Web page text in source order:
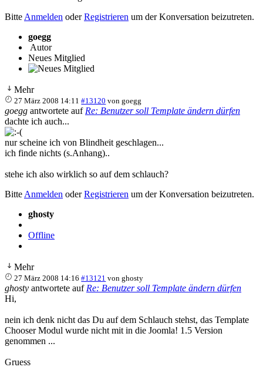
Bitte Anmelden oderRegistrieren um der Konversation beizutreten.
goegg
Autor
Neues Mitglied
Mehr
27 März 2008 14:11 #13120 vongoegg
goegg antwortete auf Re: Benutzer soll Template ändern dürfen
dachte ich auch...
nur scheine ich von Blindheit geschlagen...
ich finde nichts (s.Anhang)..
stehe ich also wirklich so auf dem schlauch?
Bitte Anmelden oderRegistrieren um der Konversation beizutreten.
ghosty
Offline
Mehr
27 März 2008 14:16 #13121 vonghosty
ghosty antwortete auf Re: Benutzer soll Template ändern dürfen
Hi,
nein ich denk nicht das Du auf dem Schlauch stehst, das Template
Chooser Modul wurde nicht mit in die Joomla! 1.5 Version
genommen ...
Gruess